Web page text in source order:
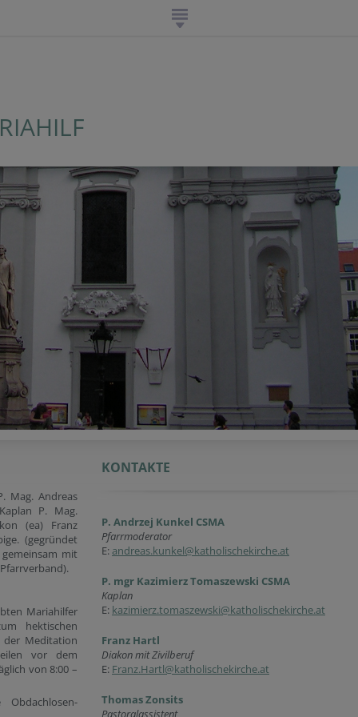
Mag. Andreas
P. Mag.
(ea) Franz
(gegründet
mit
Mariahilfer
hektischen
der Meditation
vor dem
von 8:00 –
KONTAKTE
P. Andrzej Kunkel CSMA
Pfarrmoderator
E:andreas.kunkel@katholischekirche.at
P. mgr Kazimierz Tomaszewski CSMA
Kaplan
E: kazimierz.tomaszewski@katholischekirche.at
Franz Hartl
Diakon mit Zivilberuf
E: Franz.Hartl@katholischekirche.at
Thomas Zonsits
Pastoralassistent